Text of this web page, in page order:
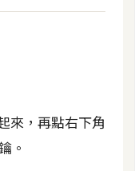
來，再點右下角
。